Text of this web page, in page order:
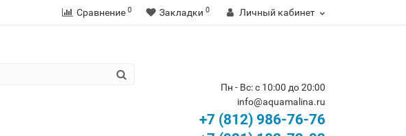
Сравнение 0 Закладки 0 Личный кабинет
Пн - Вс: с 10:00 до 20:00
info@aquamalina.ru
+7 (812) 986-76-76